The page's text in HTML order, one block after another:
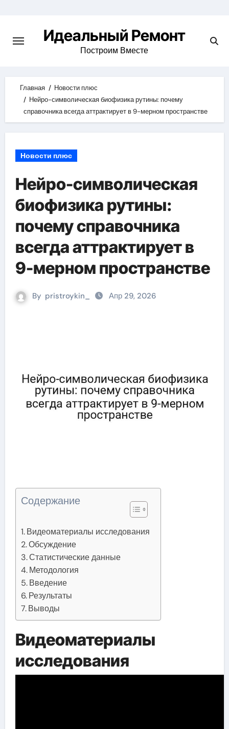
content
Идеальный Ремонт
Построим Вместе
Главная
Новости плюс
Нейро-символическая биофизика рутины: почему
справочника всегда аттрактирует в 9-мерном пространстве
Новости плюс
Нейро-символическая
биофизика рутины:
почему справочника
всегда аттрактирует в
9-мерном пространстве
By pristroykin_ Апр 29, 2026
Содержание
Видеоматериалы исследования
Обсуждение
Статистические данные
Методология
Введение
Результаты
Выводы
Видеоматериалы
исследования